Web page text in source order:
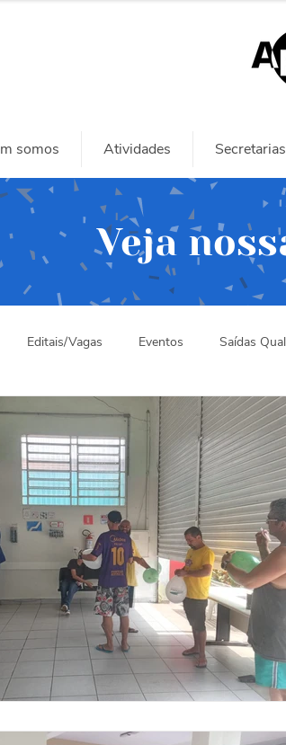
somos Atividades
Veja
Editais/Vagas Eventos Saídas
Habitação